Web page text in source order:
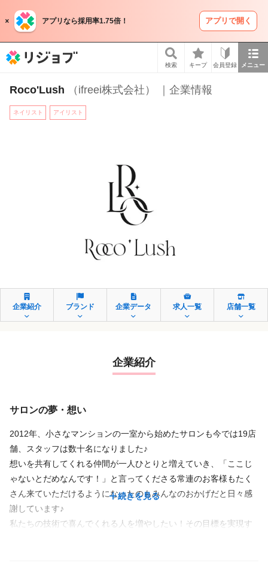
アプリなら採用率1.75倍！ アプリで開く
検索 キープ 会員登録 メニュー
Roco'Lush （ifreei株式会社） ｜企業情報
ネイリスト アイリスト
企業紹介 ブランド 企業データ 求人一覧 店舗一覧
企業紹介
サロンの夢・想い
2012年、小さなマンションの一室から始めたサロンも今では19店
舗、スタッフは数十名になりました♪
想いを共有してくれる仲間が一人ひとりと増えていき、「ここじ
ゃないとだめなんです！」と言ってくださる常連のお客様もたく
さん来ていただけるようになったのもみんなのおかげだと日々感
謝しています♪
私たちの技術で喜んでくれる人を増やしたい！その目標を実現す
続きを見る